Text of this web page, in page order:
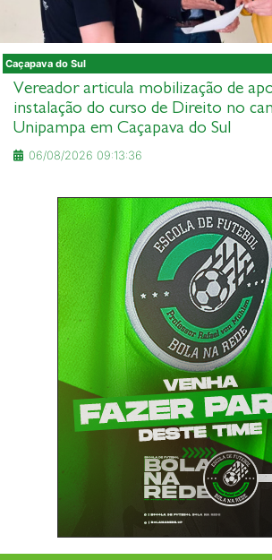
Caçapava do Sul
Vereador articula mobilização de
instalação do curso de Direito no
Unipampa em Caçapava do Sul
06/08/2026 09:13:36